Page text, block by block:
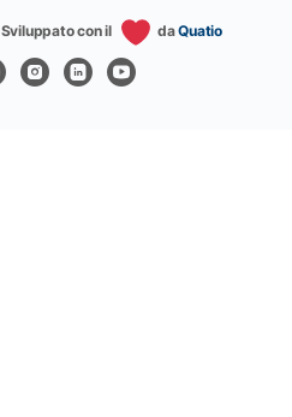
Sviluppato con il daQuatio